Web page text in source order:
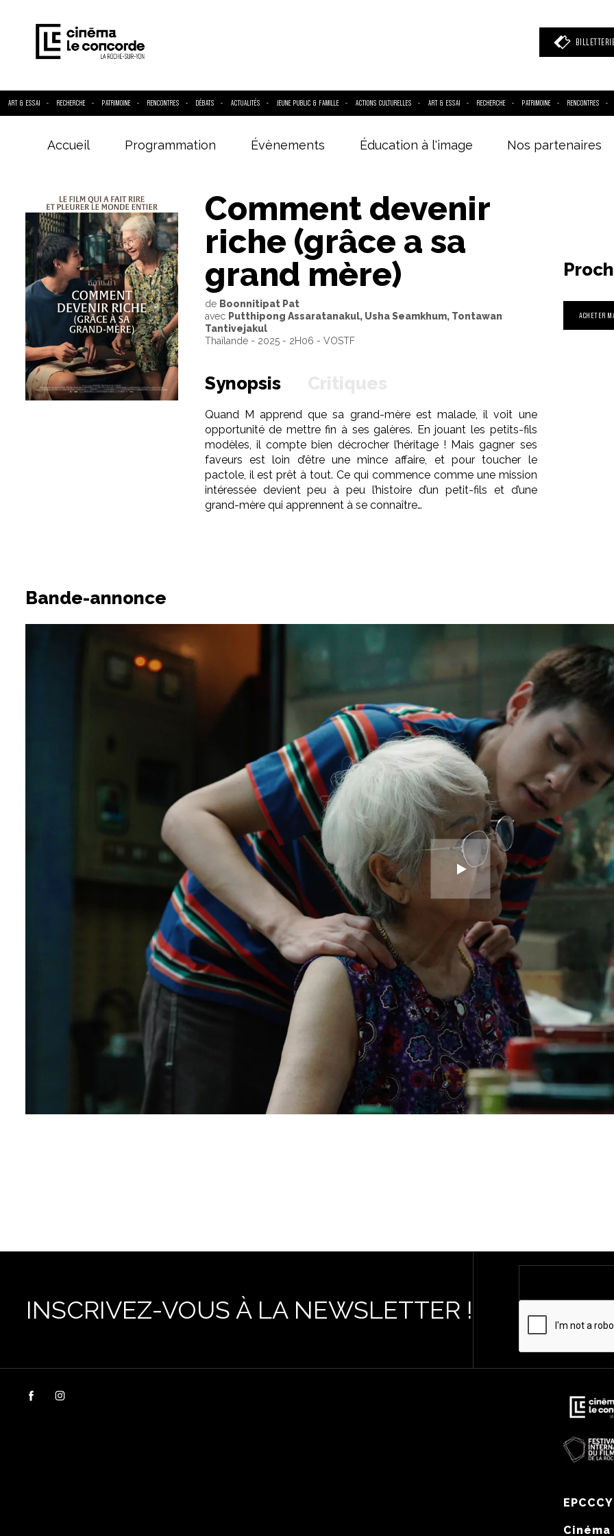
ART & ESSAI RECHERCHE PATRIMOINE RENCONTRES DÉBATS ACTUALITÉS JEUNE PUBLIC & FAMILLE ACTIONS CULTURELLES ART & ESSAI RECHERCHE PATRIMOINE RENCONTRES
Accueil Programmation Évènements Éducation à l'image Nos partenaires
Comment devenir
riche (grâce a sa
grand mère)
de Boonnitipat Pat
avec Putthipong Assaratanakul, Usha Seamkhum, Tontawan
Tantivejakul
Thaïlande - 2025 - 2H06 - VOSTF
Synopsis
Quand M apprend que sa grand-mère est malade, il voit une
opportunité de mettre fin à ses galères. En jouant les petits-fils
modèles, il compte bien décrocher l’héritage ! Mais gagner ses
faveurs est loin d’être une mince affaire, et pour toucher le
pactole, il est prêt à tout. Ce qui commence comme une mission
intéressée devient peu à peu l’histoire d’un petit-fils et d’une
grand-mère qui apprennent à se connaître…
ACHETER
Bande-annonce
INSCRIVEZ-VOUS À LA NEWSLETTER !
EPCCCY